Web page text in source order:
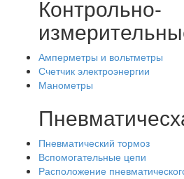
Контрольно-
Амперметры и вольтметры
Счетчик электроэнергии
Манометры
Пневматический тормоз
Вспомогательные цепи
Расположение